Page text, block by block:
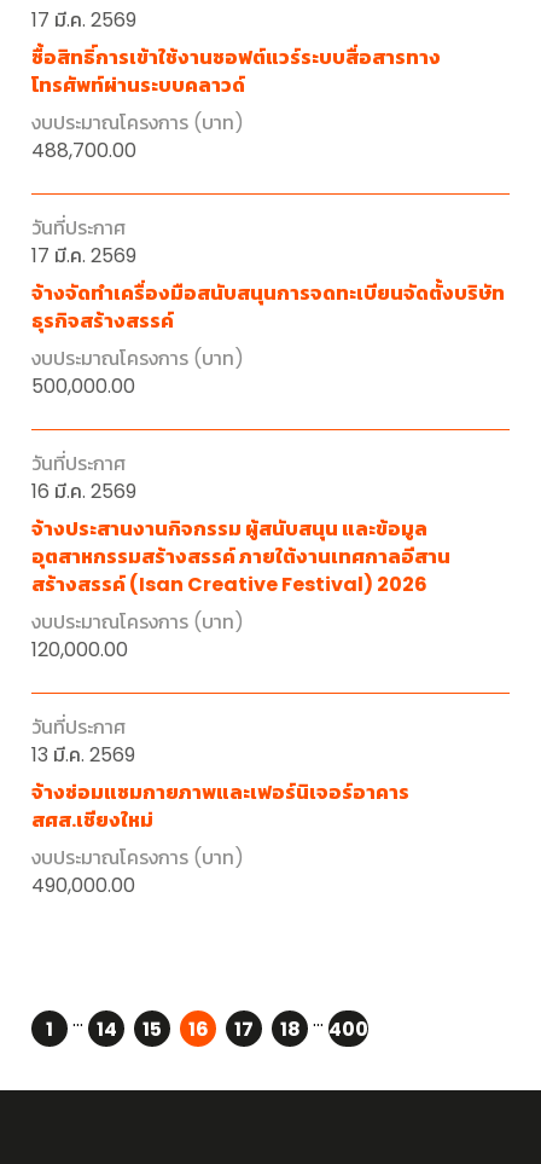
17 มี.ค. 2569
ซื้อสิทธิ์การเข้าใช้งานซอฟต์แวร์ระบบสื่อสารทาง
โทรศัพท์ผ่านระบบคลาวด์
488,700.00
17 มี.ค. 2569
จ้างจัดทำเครื่องมือสนับสนุนการจดทะเบียนจัดตั้งบริษัท
ธุรกิจสร้างสรรค์
500,000.00
16 มี.ค. 2569
จ้างประสานงานกิจกรรม ผู้สนับสนุน และข้อมูล
อุตสาหกรรมสร้างสรรค์ ภายใต้งานเทศกาลอีสาน
สร้างสรรค์ (Isan Creative Festival) 2026
120,000.00
13 มี.ค. 2569
จ้างซ่อมแซมกายภาพและเฟอร์นิเจอร์อาคาร
สศส.เชียงใหม่
490,000.00
1 ... 14 15 16 17 18 ... 400